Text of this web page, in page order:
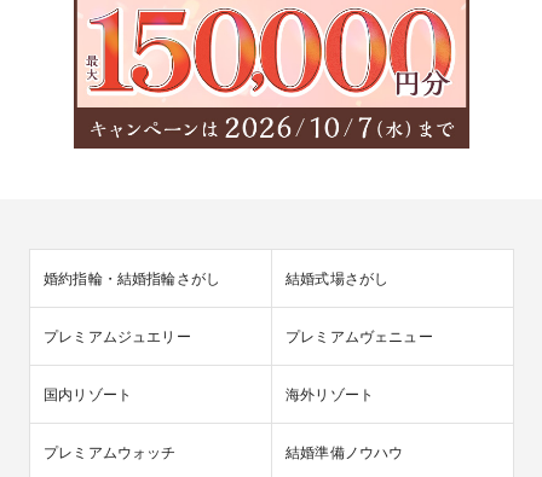
婚約指輪・結婚指輪さがし 結婚式場さがし
プレミアムジュエリー プレミアムヴェニュー
国内リゾート 海外リゾート
プレミアムウォッチ 結婚準備ノウハウ